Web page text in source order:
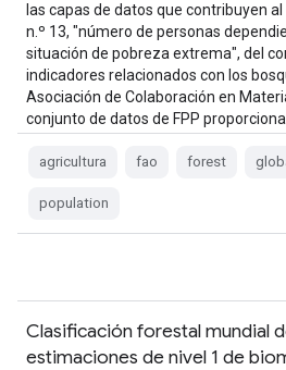
las capas de datos que contribuyen
n.º 13, "número de personas
situación de pobreza extrema", del
indicadores relacionados con los
Asociación de Colaboración en
conjunto de datos de FPP proporciona
agricultura fao forest
population
Clasificación forestal mundial
estimaciones de nivel 1 de